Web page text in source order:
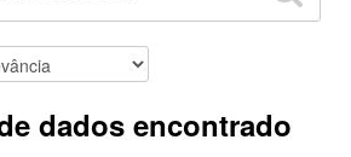
dados encontrado